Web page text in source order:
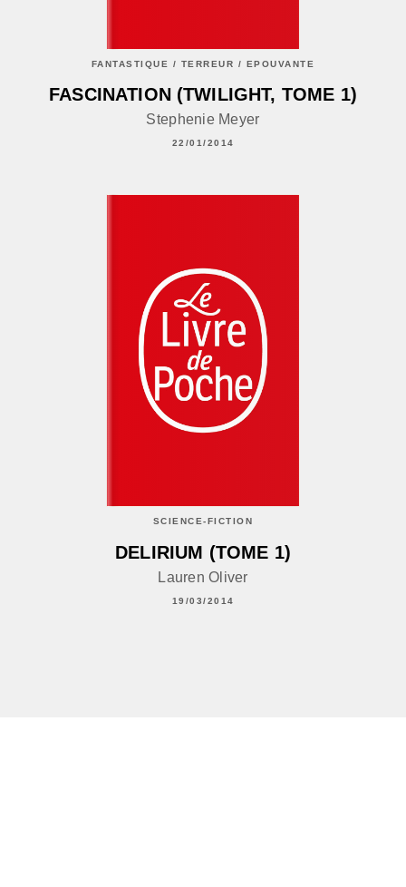
FANTASTIQUE / TERREUR / EPOUVANTE
FASCINATION (TWILIGHT, TOME 1)
Stephenie Meyer
22/01/2014
SCIENCE-FICTION
DELIRIUM (TOME 1)
Lauren Oliver
19/03/2014